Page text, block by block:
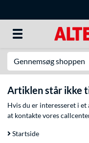
Artiklen står ikke
Hvis du er interesseret i
at kontakte vores
Startside